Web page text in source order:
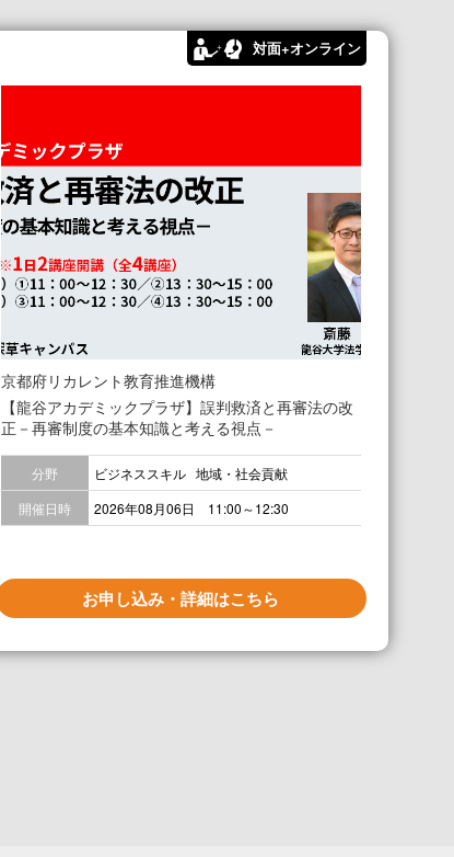
対面+オンライン
京都府リカレント教育推進機構
【龍谷アカデミックプラザ】誤判救済と再審法の改
正－再審制度の基本知識と考える視点－
分野 ビジネススキル 地域・社会貢献
開催日時
2026年08月06日 11:00～12:30
お申し込み・詳細はこちら